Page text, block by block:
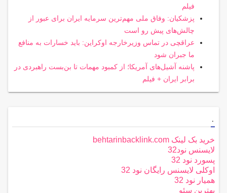
فیلم
پزشکیان: وفاق ملی مهم‌ترین سرمایه ایران برای عبور از
چالش‌های پیش رو است
عراقچی در تماس وزیرخارجه اوکراین: باید خسارات به منافع
ما جبران شود
پاشنه آشیل‌های آمریکا؛ از کمبود مهمات تا بن‌بست راهبردی در
برابر ایران + فیلم
.
خرید بک لینک behtarinbacklink.com
لایسنس نود32
پسورد نود 32
اوکلی لایسنس رایگان نود 32
همیار نود 32
بهترین سئو